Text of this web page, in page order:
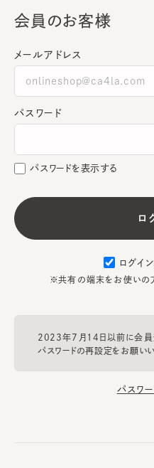
会員のお客様
メールアドレス
パスワード
パスワードを表示する
ログイ
※共有の端末をお使いの
2023年7月14日以前に会員
パスワードの再設定をお願いい
パスワ